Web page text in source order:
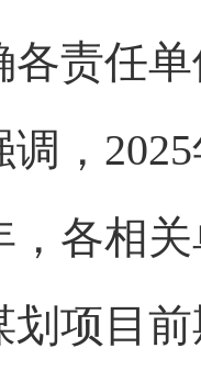
各责任
，
，各相
划项目